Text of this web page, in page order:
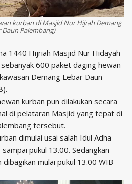
kurban di Masjid Nur Hijrah Demang
Daun Palembang)
1440 Hijriah Masjid Nur Hidayah
600 paket daging hewan
Demang Lebar Daun
kurban pun dilakukan secara
di pelataran Masjid yang tepat di
tersebut.
dimulai usai salah Idul Adha
pukul 13.00. Sedangkan
mulai pukul 13.00 WIB